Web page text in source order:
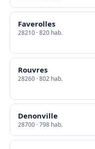
Faverolles
28210 · 820 hab.
Rouvres
28260 · 802 hab.
Denonville
28700 · 798 hab.